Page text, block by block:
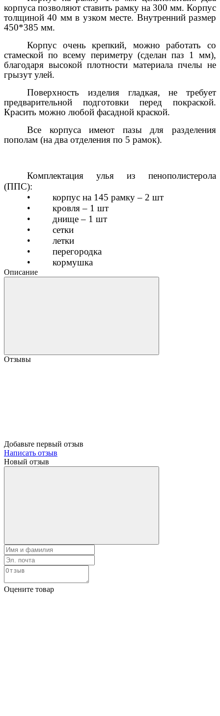
корпуса позволяют ставить рамку на 300 мм. Корпус
толщиной 40 мм в узком месте. Внутренний размер
450*385 мм.
Корпус очень крепкий, можно работать со
стамеской по всему периметру (сделан паз 1 мм),
благодаря высокой плотности материала пчелы не
грызут улей.
Поверхность изделия гладкая, не требует
предварительной подготовки перед покраской.
Красить можно любой фасадной краской.
Все корпуса имеют пазы для разделения
пополам (на два отделения по 5 рамок).
Комплектация улья из пенополистерола
(ППС):
•
корпус на 145 рамку – 2 шт
•
кровля – 1 шт
•
днище – 1 шт
•
сетки
•
летки
•
перегородка
•
кормушка
Описание
Отзывы
Добавьте первый отзыв
Написать отзыв
Новый отзыв
Оцените товар